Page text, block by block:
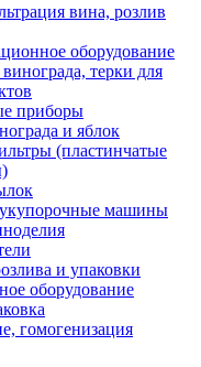
вина, розлив
оборудование
терки для
приборы
и яблок
(пластинчатые
машины
и упаковки
оборудование
гомогенизация